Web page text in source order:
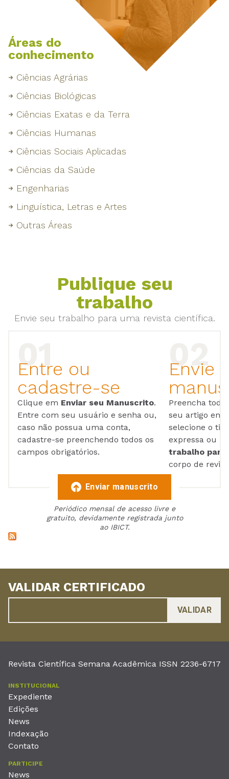
Áreas do
conhecimento
Ciências Agrárias
Ciências Biológicas
Ciências Exatas e da Terra
Ciências Humanas
Ciências Sociais Aplicadas
Ciências da Saúde
Engenharias
Linguística, Letras e Artes
Outras Áreas
Publique seu
trabalho
Envie seu trabalho para uma revista científica.
Entre ou
cadastre-se
Clique em Enviar seu Manuscrito.
Entre com seu usuário e senha ou,
caso não possua uma conta,
cadastre-se preenchendo todos os
campos obrigatórios.
Envie
Preencha
seu artigo em
selecione o
expressa ou
trabalho para
corpo de
Enviar manuscrito
Periódico mensal de acesso livre e
gratuito, devidamente registrada junto
ao IBICT.
VALIDAR CERTIFICADO
Revista Científica Semana Acadêmica ISSN 2236-6717
INSTITUCIONAL
Expediente
Edições
News
Indexação
Contato
PARTICIPE
News